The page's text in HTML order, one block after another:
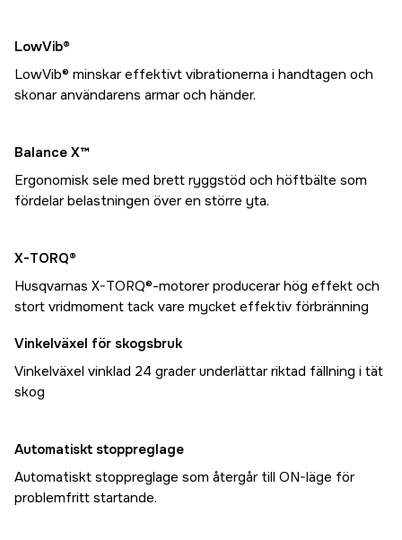
LowVib®
LowVib® minskar effektivt vibrationerna i handtagen och
skonar användarens armar och händer.
Balance X™
Ergonomisk sele med brett ryggstöd och höftbälte som
fördelar belastningen över en större yta.
X-TORQ®
Husqvarnas X-TORQ®-motorer producerar hög effekt och
stort vridmoment tack vare mycket effektiv förbränning
Vinkelväxel för skogsbruk
Vinkelväxel vinklad 24 grader underlättar riktad fällning i tät
skog
Automatiskt stoppreglage
Automatiskt stoppreglage som återgår till ON-läge för
problemfritt startande.